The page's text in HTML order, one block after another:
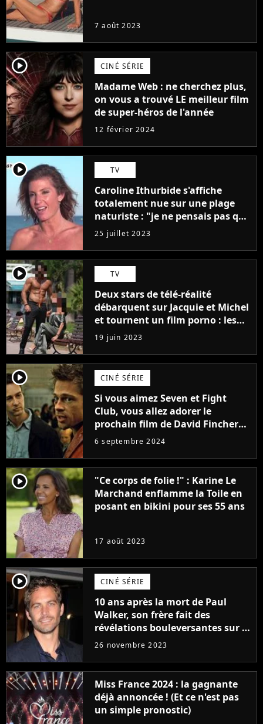
7 août 2023
player2 CINÉ SÉRIE
Madame Web : ne cherchez plus,
on vous a trouvé LE meilleur film
de super-héros de l'année
12 février 2024
player2 TV
Caroline Ithurbide s'affiche
totalement nue sur une plage
naturiste : "je ne pensais pas que
j'arriverais à le faire..."
25 juillet 2023
player2 TV
Deux stars de télé-réalité
débarquent sur Jacquie et Michel
et tournent un film porno : les
premières images du tournage
(exclu)
19 juin 2023
player2 CINÉ SÉRIE
Si vous aimez Seven et Fight
Club, vous allez adorer le
prochain film de David Fincher
avec lequel il se réinvente
complètement
6 septembre 2024
player2
"Ce corps de folie !" : Karine Le
Marchand enflamme la Toile en
posant en bikini pour ses 55 ans
17 août 2023
player2 CINÉ SÉRIE
10 ans après la mort de Paul
Walker, son frère fait des
révélations bouleversantes sur la
réaction des acteurs de Fast and
26 novembre 2023
Miss France 2024 : la gagnante
déjà annoncée ! (Et ce n'est pas
un simple pronostic)